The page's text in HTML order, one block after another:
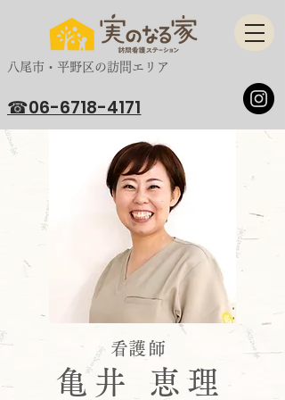
​八尾市・平野区の訪問エリア
☎06-6718-4171
​亀井 恵理
​看護師